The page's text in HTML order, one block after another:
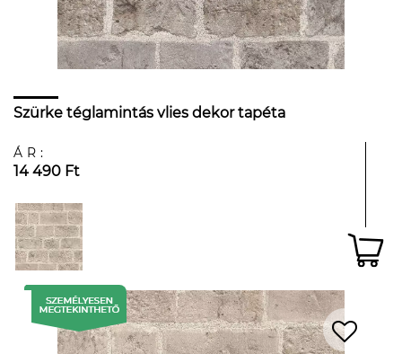
Szürke téglamintás vlies dekor tapéta
ÁR:
14 490 Ft